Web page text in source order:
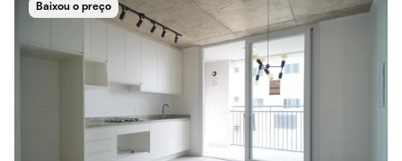
Baixou o preço